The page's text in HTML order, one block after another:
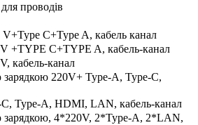
проводів
C+Type A, кабель канал
+TYPE C+TYPE A, кабель-канал
кабель-канал
зарядкою 220V+ Type-A, Type-C,
Type-A, HDMI, LAN, кабель-канал
зарядкою, 4*220V, 2*Type-A, 2*LAN,